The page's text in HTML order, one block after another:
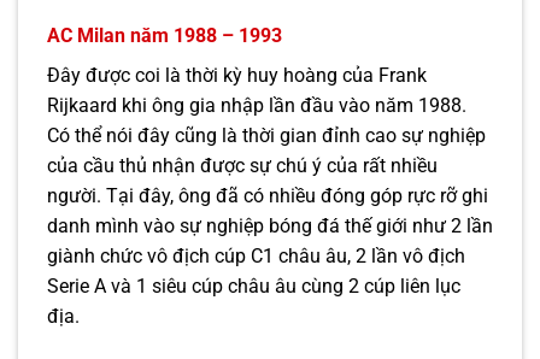
AC Milan năm 1988 – 1993
Đây được coi là thời kỳ huy hoàng của Frank
Rijkaard khi ông gia nhập lần đầu vào năm 1988.
Có thể nói đây cũng là thời gian đỉnh cao sự nghiệp
của cầu thủ nhận được sự chú ý của rất nhiều
người. Tại đây, ông đã có nhiều đóng góp rực rỡ ghi
danh mình vào sự nghiệp bóng đá thế giới như 2 lần
giành chức vô địch cúp C1 châu âu, 2 lần vô địch
Serie A và 1 siêu cúp châu âu cùng 2 cúp liên lục
địa.